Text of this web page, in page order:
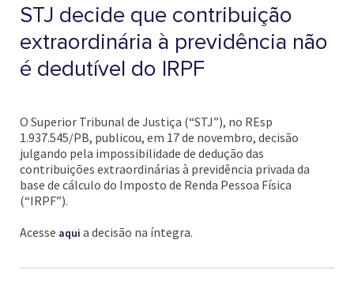
STJ decide que contribuição
extraordinária à previdência não
é dedutível do IRPF
O Superior Tribunal de Justiça (“STJ”), no REsp
1.937.545/PB, publicou, em 17 de novembro, decisão
julgando pela impossibilidade de dedução das
contribuições extraordinárias à previdência privada da
base de cálculo do Imposto de Renda Pessoa Física
(“IRPF”).
Acesse aqui a decisão na íntegra.